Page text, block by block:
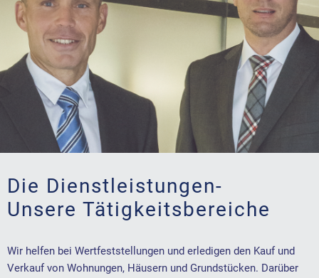
Die Dienstleistungen-
Unsere Tätigkeitsbereiche
Wir helfen bei Wertfeststellungen und erledigen den Kauf und
Verkauf von Wohnungen, Häusern und Grundstücken. Darüber